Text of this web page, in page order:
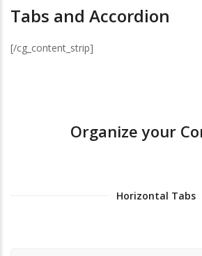
Tabs and Accordion
[/cg_content_strip]
Organize your
Horizontal Tabs
grossir vite ?
solutions naturelles ?